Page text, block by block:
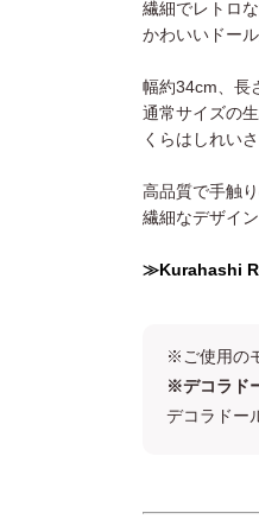
繊細でレトロ
かわいいドー
幅約34cm、長
通常サイズの
くらはしれい
高品質で手触
繊細なデザイ
≫Kurahashi
※ご使用の
※デコラド
デコラドー